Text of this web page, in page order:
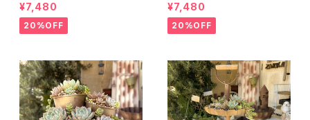
送料無料
¥7,480
20%OFF
価 送料無料
¥7,480
20%OFF